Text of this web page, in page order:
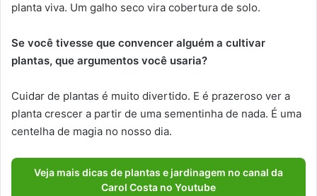
planta viva. Um galho seco vira cobertura de solo.
Se você tivesse que convencer alguém a cultivar
plantas, que argumentos você usaria?
Cuidar de plantas é muito divertido. E é prazeroso ver a
planta crescer a partir de uma sementinha de nada. É uma
centelha de magia no nosso dia.
Veja mais dicas de plantas e jardinagem no canal da
Carol Costa no Youtube